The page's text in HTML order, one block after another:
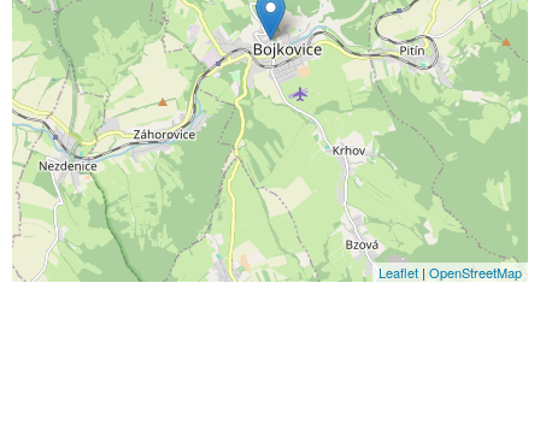
Leaflet | OpenStreetMap